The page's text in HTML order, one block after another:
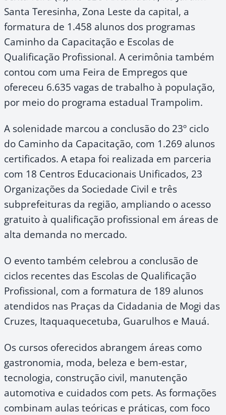
Santa Teresinha, Zona Leste da capital, a
formatura de 1.458 alunos dos programas
Caminho da Capacitação e Escolas de
Qualificação Profissional. A cerimônia também
contou com uma Feira de Empregos que
ofereceu 6.635 vagas de trabalho à população,
por meio do programa estadual Trampolim.
A solenidade marcou a conclusão do 23º ciclo
do Caminho da Capacitação, com 1.269 alunos
certificados. A etapa foi realizada em parceria
com 18 Centros Educacionais Unificados, 23
Organizações da Sociedade Civil e três
subprefeituras da região, ampliando o acesso
gratuito à qualificação profissional em áreas de
alta demanda no mercado.
O evento também celebrou a conclusão de
ciclos recentes das Escolas de Qualificação
Profissional, com a formatura de 189 alunos
atendidos nas Praças da Cidadania de Mogi das
Cruzes, Itaquaquecetuba, Guarulhos e Mauá.
Os cursos oferecidos abrangem áreas como
gastronomia, moda, beleza e bem-estar,
tecnologia, construção civil, manutenção
automotiva e cuidados com pets. As formações
combinam aulas teóricas e práticas, com foco